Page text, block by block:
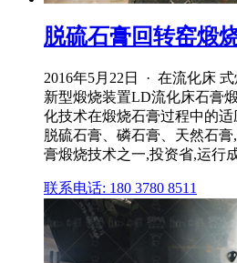
脱硫石膏回转窑煅
2016年5月22日 · 在流化床
新型煅烧装置LD流化床石膏
化技术在煅烧石膏过程中的
脱硫石膏、磷石膏、天然石
膏煅烧技术之一,投资省,运行
联系电话: 180 3780 8511